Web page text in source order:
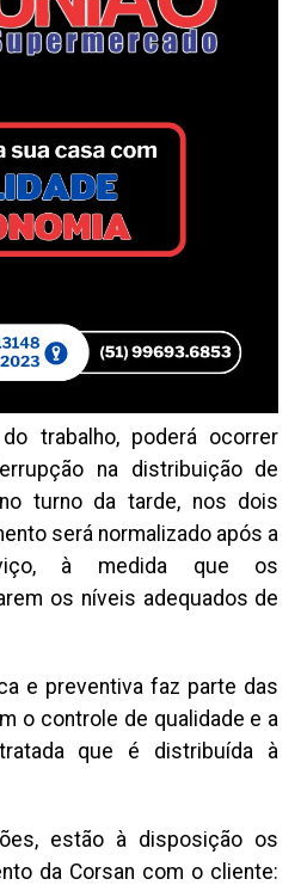
trabalho, poderá ocorrer
na distribuição de
turno da tarde, nos dois
será normalizado após a
à medida que os
os níveis adequados de
e preventiva faz parte das
o controle de qualidade e a
que é distribuída à
estão à disposição os
da Corsan com o cliente: